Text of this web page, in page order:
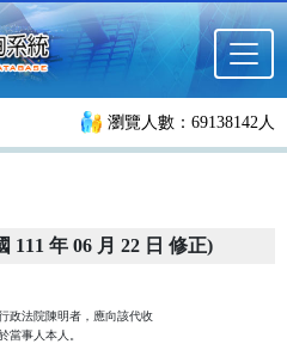
瀏覽人數：69138142人
111 年 06 月 22 日 修正)
政法院陳明者，應向該代收
當事人本人。